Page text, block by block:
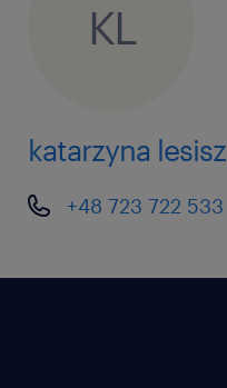
KL
katarzyna lesisz
+48 723 722 533